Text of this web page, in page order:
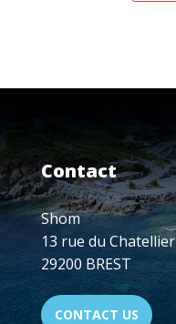
Contact
Shom
13 rue du Chatellier
29200 BREST
CONTACT US